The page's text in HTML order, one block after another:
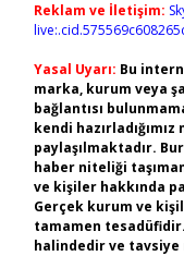
Reklam ve İletişim:
Yasal Uyarı: Bu
marka, kurum veya
bağlantısı
kendi
paylaşılmaktadır.
haber niteliği
ve kişiler hakkında
Gerçek kurum ve
tamamen
halindedir ve